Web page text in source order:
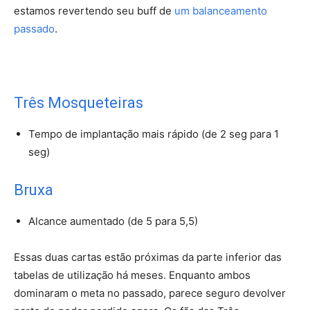
estamos revertendo seu buff de um balanceamento
passado.
Três Mosqueteiras
Tempo de implantação mais rápido (de 2 seg para 1
seg)
Bruxa
Alcance aumentado (de 5 para 5,5)
Essas duas cartas estão próximas da parte inferior das
tabelas de utilização há meses. Enquanto ambos
dominaram o meta no passado, parece seguro devolver